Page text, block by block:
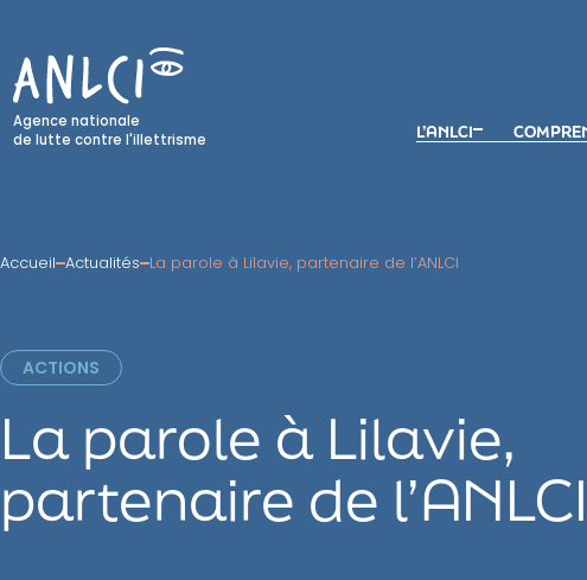
content
Agence nationale
de lutte contre l'illettrisme
L’ANLCI
Accueil Actualités La parole à Lilavie, partenaire de l’ANLCI
ACTIONS
La parole à Lilavie,
partenaire de l’ANLCI